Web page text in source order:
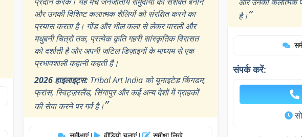
और उनकी विशिष्ट कलात्मक शैलियों को संरक्षित करने का
प्रयास करता है। गोंड और भील कला से लेकर वारली और
मधुबनी चित्रों तक, प्रत्येक कृति गहरी सांस्कृतिक विरासत
को दर्शाती है और अपनी जटिल डिज़ाइनों के माध्यम से एक
प्रभावशाली कहानी कहती है।
2026 हाइलाइट्स:Tribal Art India को यूनाइटेड किंगडम,
फ्रांस, स्विट्ज़रलैंड, सिंगापुर और कई अन्य देशों में ग्राहकों
की सेवा करने पर गर्व है।”
है।”
संपर्क करें: